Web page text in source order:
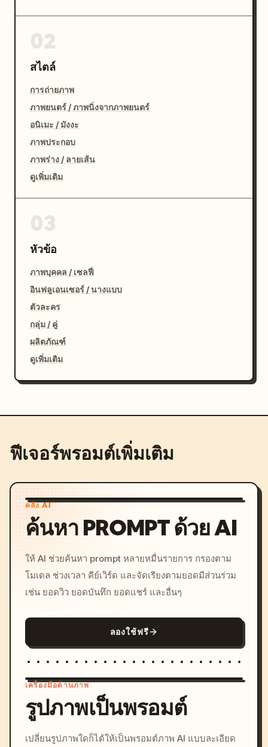
สไตล์
การถ่ายภาพ
ภาพยนตร์ / ภาพนิ่งจากภาพยนตร์
อนิเมะ / มังงะ
ภาพประกอบ
ภาพร่าง / ลายเส้น
ดูเพิ่มเติม
หัวข้อ
ภาพบุคคล / เซลฟี่
อินฟลูเอนเซอร์ / นางแบบ
ตัวละคร
กลุ่ม / คู่
ผลิตภัณฑ์
ดูเพิ่มเติม
ฟีเจอร์พรอมต์เพิ่มเติม
คลัง AI
ค้นหา PROMPT ด้วย AI
ให้ AI ช่วยค้นหา prompt หลายหมื่นรายการ กรองตาม
โมเดล ช่วงเวลา คีย์เวิร์ด และจัดเรียงตามยอดมีส่วนร่วม
เช่น ยอดวิว ยอดบันทึก ยอดแชร์ และอื่นๆ
ลองใช้ฟรี
c, cyberpunk sunset, neon
เครื่องมือด้านภาพ
รูปภาพเป็นพรอมต์
เปลี่ยนรูปภาพใดก็ได้ให้เป็นพรอมต์ภาพ AI แบบละเอียด